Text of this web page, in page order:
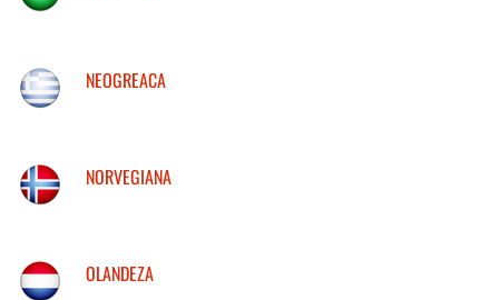
NEOGREACA
NORVEGIANA
OLANDEZA